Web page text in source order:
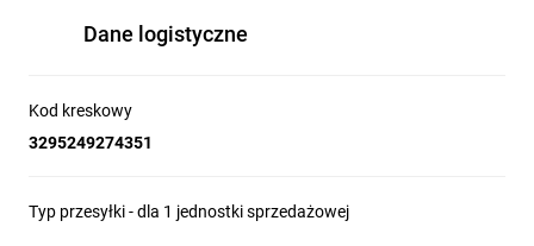
Dane logistyczne
Kod kreskowy
3295249274351
Typ przesyłki - dla 1 jednostki sprzedażowej